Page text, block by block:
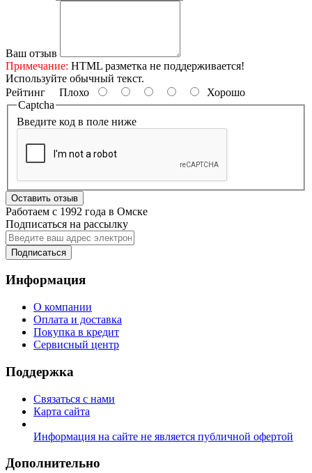
Ваш отзыв
Примечание: HTML разметка не поддерживается!
Используйте обычный текст.
Рейтинг Плохо
Хорошо
Captcha
Введите код в поле ниже
Оставить отзыв
Работаем с 1992 года в Омске
Подписаться на рассылку
Подписаться
Информация
О компании
Оплата и доставка
Покупка в кредит
Сервисный центр
Поддержка
Связаться с нами
Карта сайта
Информация на сайте не является публичной офертой
Дополнительно